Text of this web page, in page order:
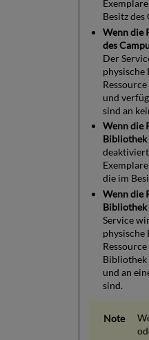
Besitz des
Wenn die
des
Der
physische
und
sind an
Wenn die
Bibliothek
die im
Wenn die
Bibliothek
Service
physische
Bibliothek
und an
sind.